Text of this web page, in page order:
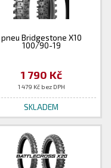
pneu Bridgestone X10
100/90-19
1 790 Kč
1 479 Kč bez DPH
SKLADEM